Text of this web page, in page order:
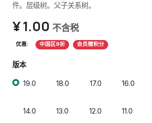
件。层级树。父子关系树。
¥1.00 不含税
优惠: 中国区9折 会员赠积分
版本
19.0 18.0 17.0 16.0
14.0 13.0 12.0 11.0